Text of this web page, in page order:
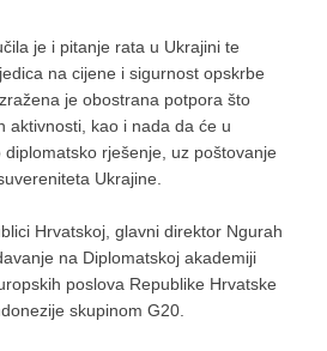
je i pitanje rata u Ukrajini te
na cijene i sigurnost opskrbe
je obostrana potpora što
aktivnosti, kao i nada da će u
rješenje, uz poštovanje
Ukrajine.
Hrvatskoj, glavni direktor Ngurah
na Diplomatskoj akademiji
poslova Republike Hrvatske
skupinom G20.